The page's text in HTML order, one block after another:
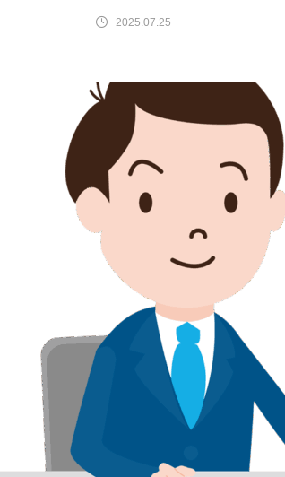
2025.07.25